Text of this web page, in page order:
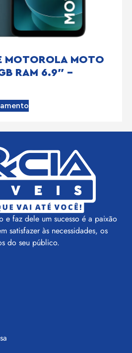
MOTOROLA MOTO
RAM 6.9″ –
e faz dele um sucesso é a paixão
satisfazer às necessidades, os
do seu público.